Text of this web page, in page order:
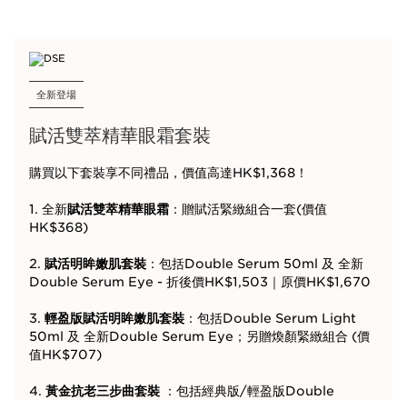
全新登場
賦活雙萃精華眼霜套裝
購買以下套裝享不同禮品，價值高達HK$1,368！
1. 全新賦活雙萃精華眼霜 ：贈賦活緊緻組合一套(價值
HK$368)
2. 賦活明眸嫩肌套裝 ：包括Double Serum 50ml 及 全新
Double Serum Eye - 折後價HK$1,503｜原價HK$1,670
3. 輕盈版賦活明眸嫩肌套裝 ：包括Double Serum Light
50ml 及 全新Double Serum Eye；另贈煥顏緊緻組合 (價
值HK$707)
4. 黃金抗老三步曲套裝
：包括經典版/輕盈版Double